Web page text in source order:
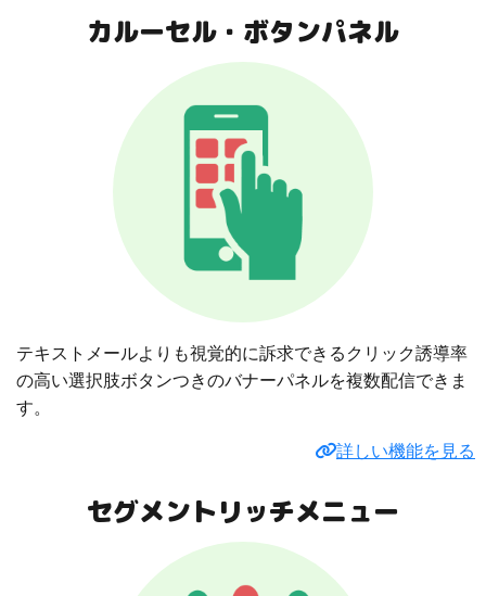
カルーセル・ボタンパネル
テキストメールよりも視覚的に訴求できるクリック誘導率
の高い選択肢ボタンつきのバナーパネルを複数配信できま
す。
詳しい機能を見る
セグメントリッチメニュー